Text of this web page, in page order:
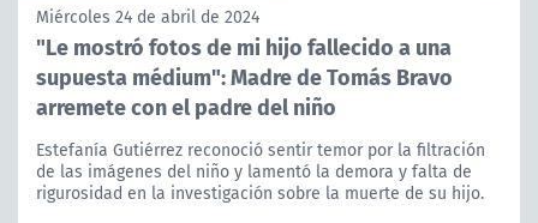
Miércoles 24 de abril de 2024
"Le mostró fotos de mi hijo fallecido a una
supuesta médium": Madre de Tomás Bravo
arremete con el padre del niño
Estefanía Gutiérrez reconoció sentir temor por la filtración
de las imágenes del niño y lamentó la demora y falta de
rigurosidad en la investigación sobre la muerte de su hijo.